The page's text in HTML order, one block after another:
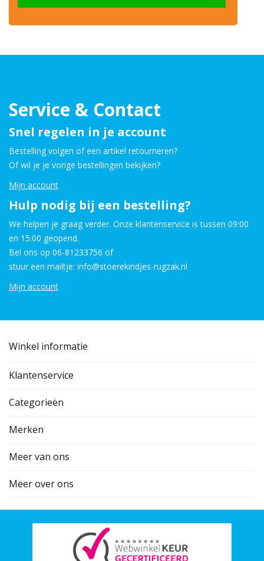
Service & Contact
Snel regelen in je account
Bestelling volgen of een artikel retourneren?
Of wil je je vorige bestellingen bekijken?
Mijn account
Hulp nodig bij een bestelling?
We helpen je graag verder. Onze klantenservice is tussen 09:00
en 15:00 geopend.
Bel ons op 06-81233756 of
stuur een mailtje: info@stoerekindjes-rugzak.nl
Mijn account
Winkel informatie
Klantenservice
Categorieën
Merken
Meer van ons
Meer over ons